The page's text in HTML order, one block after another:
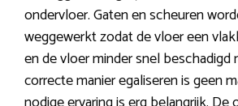
ondervloer. Gaten en scheuren
weggewerkt zodat de vloer een
en de vloer minder snel beschadigd
correcte manier egaliseren is geen